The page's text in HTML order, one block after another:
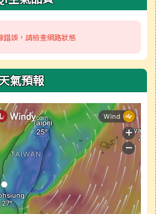
誤，請檢查網路狀態
氣預報